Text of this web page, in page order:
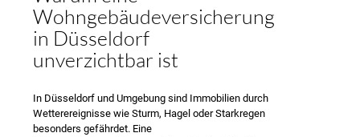
Wohngebäudeversicherung
in Düsseldorf
unverzichtbar ist
In Düsseldorf und Umgebung sind Immobilien durch
Wetterereignisse wie Sturm, Hagel oder Starkregen
besonders gefährdet. Eine